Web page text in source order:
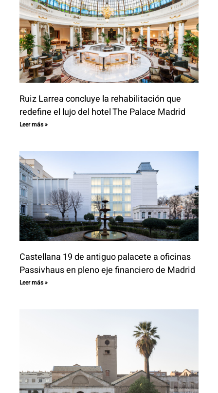
Servicios
Clientes
Actualidad
R_lab
Ruiz Larrea concluye la rehabilitación que
redefine el lujo del hotel The Palace Madrid
Leer más »
Castellana 19 de antiguo palacete a oficinas
Passivhaus en pleno eje financiero de Madrid
Leer más »